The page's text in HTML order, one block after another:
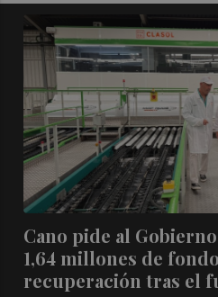
Cano pide al
1,64 millones de
recuperación tras el